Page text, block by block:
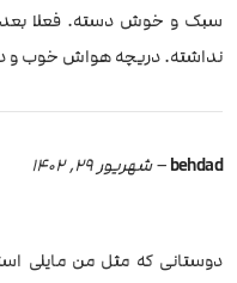
سبک و خوش دسته. فعلا بعد
نداشته. دریچه هواش خوب و
behdad
– شهریور 29, 1402
دوستانی که مثل من مایلی